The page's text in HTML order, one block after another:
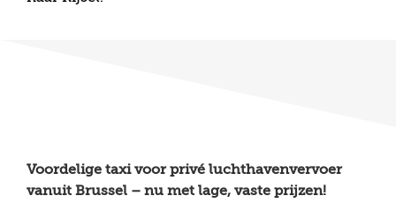
Voordelige taxi voor privé luchthavenvervoer
vanuit Brussel – nu met lage, vaste prijzen!